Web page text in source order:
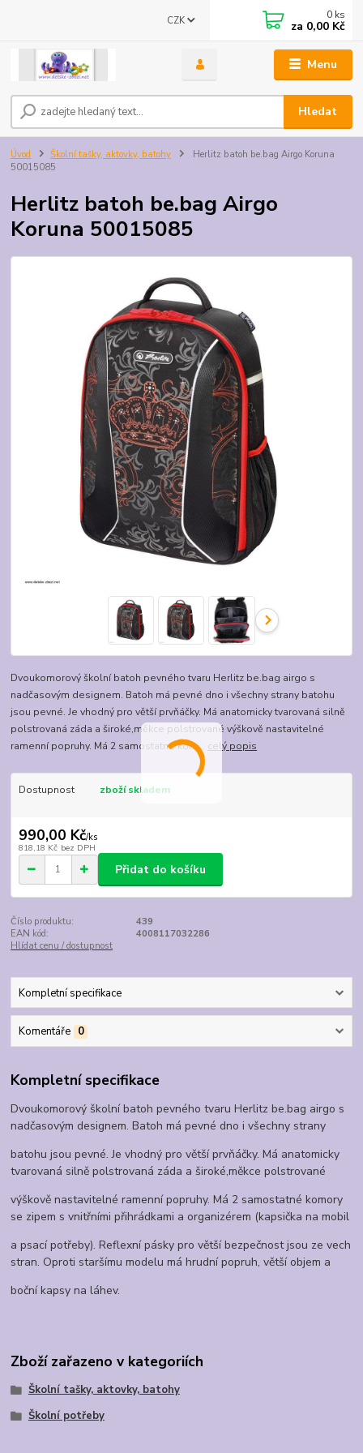
Menu
CZK
Hledat
0 ks
za 0,00 Kč
Úvod Školní tašky, aktovky, batohy
Herlitz batoh be.bag Airgo Koruna
50015085
Herlitz batoh be.bag Airgo
Koruna 50015085
Dvoukomorový školní batoh pevného tvaru Herlitz be.bag airgo s
nadčasovým designem. Batoh má pevné dno i všechny strany batohu
jsou pevné. Je vhodný pro větší prvňáčky. Má anatomicky tvarovaná silně
polstrovaná záda a široké,měkce polstrované výškově nastavitelné
ramenní popruhy. Má 2 samostatné kom... celý popis
Dostupnost zboží skladem
990,00 Kč/ks
818,18 Kč bez DPH
Přidat do košíku
Číslo produktu:
439
EAN kód:
4008117032286
Hlídat cenu / dostupnost
Kompletní specifikace
Komentáře 0
Kompletní specifikace
Dvoukomorový školní batoh pevného tvaru Herlitz be.bag airgo s
nadčasovým designem. Batoh má pevné dno i všechny strany
batohu jsou pevné. Je vhodný pro větší prvňáčky. Má anatomicky
tvarovaná silně polstrovaná záda a široké,měkce polstrované
výškově nastavitelné ramenní popruhy. Má 2 samostatné komory
se zipem s vnitřními přihrádkami a organizérem (kapsička na mobil
a psací potřeby). Reflexní pásky pro větší bezpečnost jsou ze vech
stran. Oproti staršímu modelu má hrudní popruh, větší objem a
boční kapsy na láhev.
Zboží zařazeno v kategoriích
Školní tašky, aktovky, batohy
Školní potřeby